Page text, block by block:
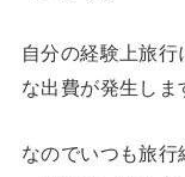
自分の経験上旅
な出費が発生しま
なのでいつも旅